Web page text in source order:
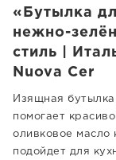
«Бутылка
нежно-
стиль |
Nuova Cer
Изящная
помогает
оливковое масло
подойдет для